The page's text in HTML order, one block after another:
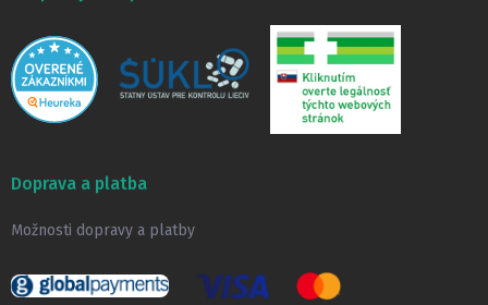
Doprava a platba
Možnosti dopravy a platby